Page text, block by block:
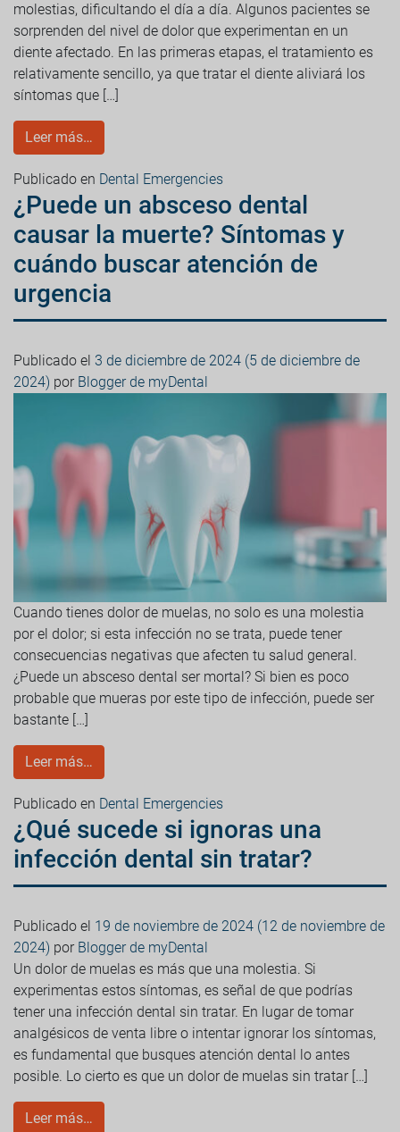
molestias, dificultando el día a día. Algunos pacientes se
sorprenden del nivel de dolor que experimentan en un
diente afectado. En las primeras etapas, el tratamiento es
relativamente sencillo, ya que tratar el diente aliviará los
síntomas que […]
Leer más…
Publicado en Dental Emergencies
¿Puede un absceso dental
causar la muerte? Síntomas y
cuándo buscar atención de
urgencia
Publicado el 3 de diciembre de 2024 (5 de diciembre de
2024) por Blogger de myDental
Cuando tienes dolor de muelas, no solo es una molestia
por el dolor; si esta infección no se trata, puede tener
consecuencias negativas que afecten tu salud general.
¿Puede un absceso dental ser mortal? Si bien es poco
probable que mueras por este tipo de infección, puede ser
bastante […]
Leer más…
Publicado en Dental Emergencies
¿Qué sucede si ignoras una
infección dental sin tratar?
Publicado el 19 de noviembre de 2024 (12 de noviembre de
2024) por Blogger de myDental
Un dolor de muelas es más que una molestia. Si
experimentas estos síntomas, es señal de que podrías
tener una infección dental sin tratar. En lugar de tomar
analgésicos de venta libre o intentar ignorar los síntomas,
es fundamental que busques atención dental lo antes
posible. Lo cierto es que un dolor de muelas sin tratar […]
Leer más…